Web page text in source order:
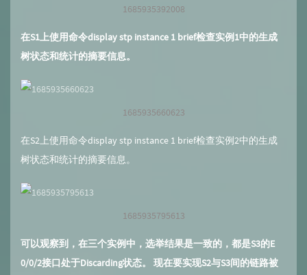
1685935392008
在S1上使用命令display stp instance 1 brief检查实例1中的生成
树状态和统计的摘要信息。
1685935660623
在S2上使用命令display stp instance 1 brief检查实例2中的生成
树状态和统计的摘要信息。
1685935795613
可以观察到，在三个实例中，选举结果是一致的，都是S3的E
0/0/2接口处于Discarding状态。 现在要实现S2与S3间的链路被